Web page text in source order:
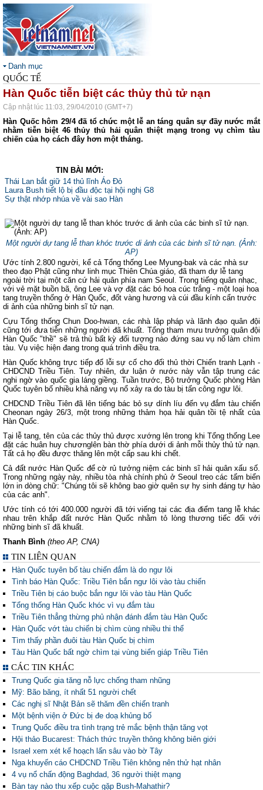
Danh mục
QUỐC TẾ
Hàn Quốc tiễn biệt các thủy thủ tử nạn
Cập nhật lúc 11:03, 29/04/2010 (GMT+7)
Hàn Quốc hôm 29/4 đã tổ chức một lễ an táng quân sự đầy nước mắt
nhằm tiễn biệt 46 thủy thủ hải quân thiệt mạng trong vụ chìm tàu
chiến của họ cách đây hơn một tháng.
TIN BÀI MỚI:
Thái Lan bắt giữ 14 thủ lĩnh Áo Đỏ
Laura Bush tiết lộ bị đầu độc tại hội nghị G8
Sự thật nhớp nhúa về vài sao Hàn
Một người dự tang lễ than khóc trước di ảnh của các binh sĩ tử nạn. (Ảnh:
AP)
Ước tính 2.800 người, kể cả Tổng thống Lee Myung-bak và các nhà sư
theo đạo Phật cũng như linh mục Thiên Chúa giáo, đã tham dự lễ tang
ngoài trời tại một căn cứ hải quân phía nam Seoul. Trong tiếng quân nhạc,
với vẻ mặt buồn bã, ông Lee và vợ đặt các bó hoa cúc trắng - một loại hoa
tang truyền thống ở Hàn Quốc, đốt vàng hương và cúi đầu kính cẩn trước
di ảnh của những binh sĩ tử nạn.
Cựu Tổng thống Chun Doo-hwan, các nhà lập pháp và lãnh đạo quân đội
cũng tới đưa tiễn những người đã khuất. Tổng tham mưu trưởng quân đội
Hàn Quốc "thề" sẽ trả thù bất kỳ đối tượng nào đứng sau vụ nổ làm chìm
tàu. Vụ việc hiện đang trong quá trình điều tra.
Hàn Quốc không trực tiếp đổ lỗi sự cố cho đối thủ thời Chiến tranh Lạnh -
CHDCND Triều Tiên. Tuy nhiên, dư luận ở nước này vẫn tập trung các
nghi ngờ vào quốc gia láng giềng. Tuần trước, Bộ trưởng Quốc phòng Hàn
Quốc tuyên bố nhiều khả năng vụ nổ xảy ra do tàu bị tấn công ngư lôi.
CHDCND Triều Tiên đã lên tiếng bác bỏ sự dính líu đến vụ đắm tàu chiến
Cheonan ngày 26/3, một trong những thảm họa hải quân tồi tệ nhất của
Hàn Quốc.
Tại lễ tang, tên của các thủy thủ được xướng lên trong khi Tổng thống Lee
đặt các huân huy chươnglên bàn thờ phía dưới di ảnh mỗi thủy thủ tử nạn.
Tất cả họ đều được thăng lên một cấp sau khi chết.
Cả đất nước Hàn Quốc để cờ rủ tưởng niệm các binh sĩ hải quân xấu số.
Trong những ngày này, nhiều tòa nhà chính phủ ở Seoul treo các tấm biển
lớn in dòng chữ: "Chúng tôi sẽ không bao giờ quên sự hy sinh đáng tự hào
của các anh".
Ước tính có tới 400.000 người đã tới viếng tại các địa điểm tang lễ khác
nhau trên khắp đất nước Hàn Quốc nhằm tỏ lòng thương tiếc đối với
những binh sĩ đã khuất.
Thanh Bình (theo AP, CNA)
TIN LIÊN QUAN
Hàn Quốc tuyên bố tàu chiến đắm là do ngư lôi
Tình báo Hàn Quốc: Triều Tiên bắn ngư lôi vào tàu chiến
Triều Tiên bị cáo buộc bắn ngư lôi vào tàu Hàn Quốc
Tổng thống Hàn Quốc khóc vì vụ đắm tàu
Triều Tiên thẳng thừng phủ nhận đánh đắm tàu Hàn Quốc
Hàn Quốc vớt tàu chiến bị chìm cùng nhiều thi thể
Tìm thấy phần đuôi tàu Hàn Quốc bị chìm
Tàu Hàn Quốc bất ngờ chìm tại vùng biển giáp Triều Tiên
CÁC TIN KHÁC
Trung Quốc gia tăng nỗ lực chống tham nhũng
Mỹ: Bão băng, ít nhất 51 người chết
Các nghị sĩ Nhật Bản sẽ thăm đền chiến tranh
Một bệnh viện ở Đức bị đe doạ khủng bố
Trung Quốc điều tra tình trạng trẻ mắc bệnh thận tăng vọt
Hội thảo Bucarest: Thách thức truyền thông không biên giới
Israel xem xét kế hoạch lấn sâu vào bờ Tây
Nga khuyến cáo CHDCND Triều Tiên không nên thử hạt nhân
4 vụ nổ chấn động Baghdad, 36 người thiệt mạng
Bàn tay nào thu xếp cuộc gặp Bush-Mahathir?